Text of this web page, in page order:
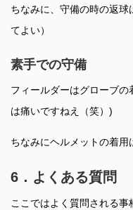
ちなみに、守備の時の返
てよい）
素手での守備
フィールダーはグローブ
は痛いですねえ（笑）)
ちなみにヘルメットの着用
6．よくある質問
ここではよく質問される